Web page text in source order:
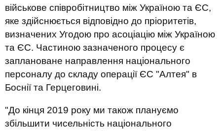
військове співробітництво між Україною та ЄС,
яке здійснюється відповідно до пріоритетів,
визначених Угодою про асоціацію між Україною
та ЄС. Частиною зазначеного процесу є
заплановане направлення національного
персоналу до складу операції ЄС "Алтея" в
Боснії та Герцеговині.
"До кінця 2019 року ми також плануємо
збільшити чисельність національного